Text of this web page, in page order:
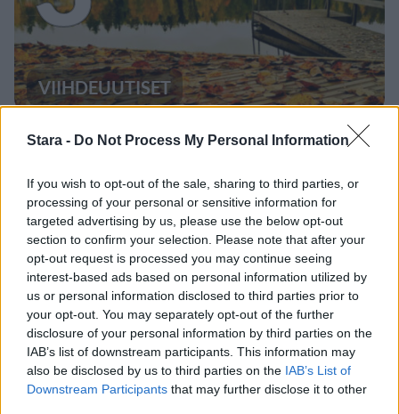
Stara - Do Not Process My Personal Information
If you wish to opt-out of the sale, sharing to third parties, or
processing of your personal or sensitive information for
targeted advertising by us, please use the below opt-out
section to confirm your selection. Please note that after your
opt-out request is processed you may continue seeing
interest-based ads based on personal information utilized by
us or personal information disclosed to third parties prior to
your opt-out. You may separately opt-out of the further
disclosure of your personal information by third parties on the
IAB’s list of downstream participants. This information may
also be disclosed by us to third parties on the IAB’s List of
Downstream Participants that may further disclose it to other
VIIHDEUUTISET
Sääennuste ulottuu nyt
syksyn sää
4